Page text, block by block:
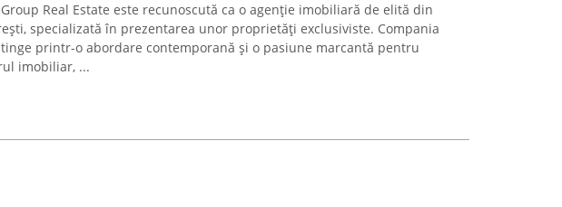
Real Estate este recunoscută ca o agenție imobiliară de elită din
specializată în prezentarea unor proprietăți exclusiviste. Compania
printr-o abordare contemporană și o pasiune marcantă pentru
imobiliar, ...